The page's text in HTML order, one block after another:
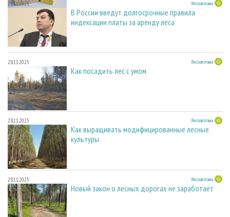
28.11.2025 Лесозаготовка
В России введут долгосрочные правила
индексации платы за аренду леса
28.11.2025 Лесозаготовка
Как посадить лес с умом
28.11.2025 Лесозаготовка
Как выращивать модифицированные лесные
культуры
28.11.2025 Лесозаготовка
Новый закон о лесных дорогах не заработает